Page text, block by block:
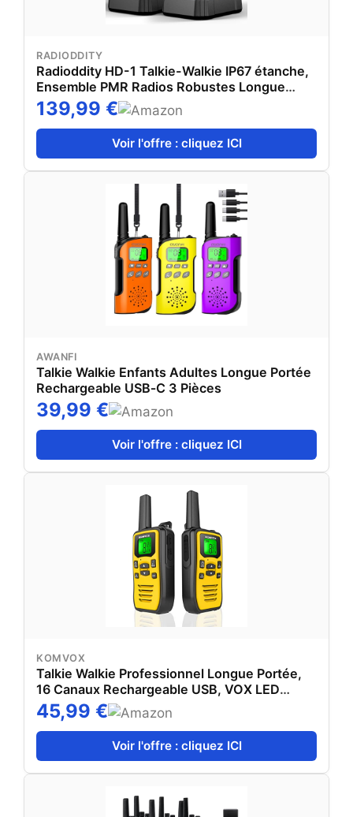
RADIODDITY
Radioddity HD-1 Talkie-Walkie IP67 étanche,
Ensemble PMR Radios Robustes Longue
portée, résistant à la poussière et aux Chocs,
Appel de Groupe à Une Touche, SOS, Charge
Via Base & USB-C (4 pièces)
139,99 €
Voir l'offre : cliquez ICI
AWANFI
Talkie Walkie Enfants Adultes Longue Portée
Rechargeable USB‑C 3 Pièces
39,99 €
Voir l'offre : cliquez ICI
KOMVOX
Talkie Walkie Professionnel Longue Portée,
16 Canaux Rechargeable USB, VOX LED
Talkie-Walkie
45,99 €
Voir l'offre : cliquez ICI